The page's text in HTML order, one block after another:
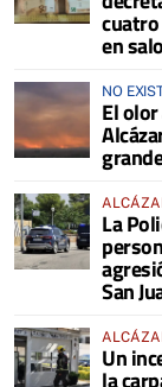
en
NO
El
La
San
Un
la